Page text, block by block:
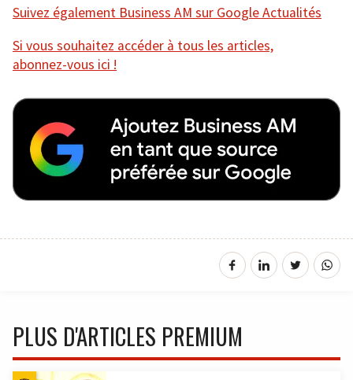
Suivez également Business AM sur Google Actualités
Si vous souhaitez accéder à tous les articles,
abonnez-vous ici !
PLUS D'ARTICLES PREMIUM